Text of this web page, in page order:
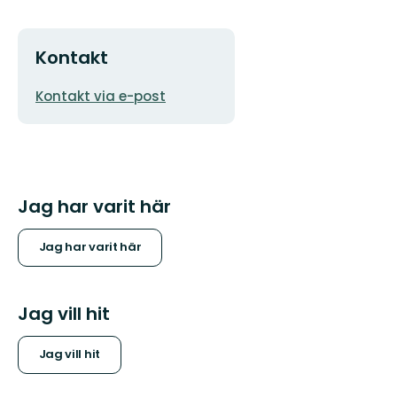
Kontakt
E-
Kontakt via e-post
Jag har varit här
Jag har varit här
Jag vill hit
Jag vill hit